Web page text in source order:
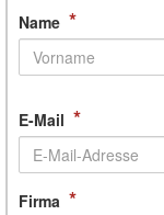
Name *
E-Mail *
Firma *